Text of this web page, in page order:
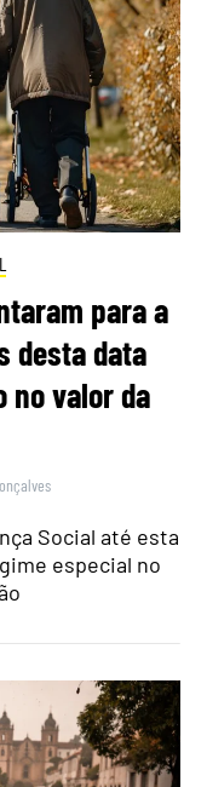
para a
desta data
no valor da
Social até esta
especial no